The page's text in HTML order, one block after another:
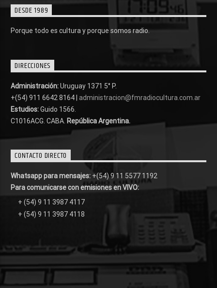
DESDE 1989
Porque todo es cultura y porque somos radio.
DIRECCIONES
Administración:Uruguay 1371 5° P.
+(54) 911 6642 8164 | administracion@fmradiocultura.com.ar
Estudios:Guido 1566.
C1016ACG . CABA. República Argentina.
CONTACTO DIRECTO
Whatsapp para mensajes: +(54) 9 11 5577 1192
Para comunicarse con emisiones en VIVO:
+ (54) 9 11 3987 4117
+ (54) 9 11 3987 4118